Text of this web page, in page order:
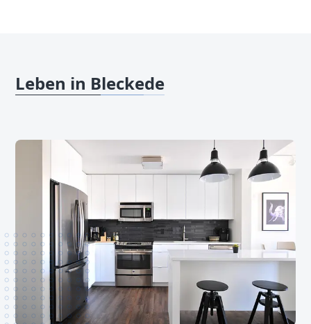
Leben in Bleckede